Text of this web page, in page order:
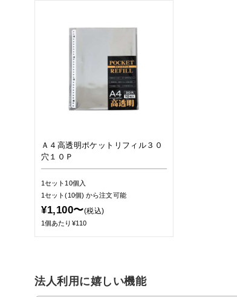
Ａ４高透明ポケットリフィル３０
穴１０Ｐ
1セット10個入
1セット(10個)から注文可能
¥1,100〜(税込)
1個あたり¥110
法人利用に嬉しい機能